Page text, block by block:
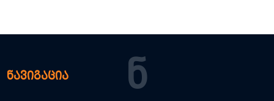
ნავიგაცია Ნ